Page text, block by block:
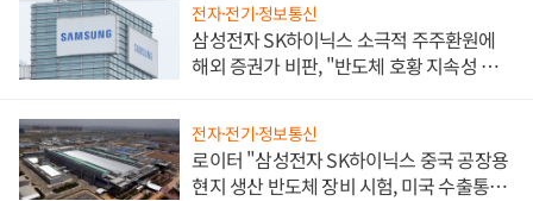
전자·전기·정보통신
삼성전자 SK하이닉스 소극적 주주환원에
해외 증권가 비판, "반도체 호황 지속성 의
전자·전기·정보통신
로이터 "삼성전자 SK하이닉스 중국 공장용
현지 생산 반도체 장비 시험, 미국 수출통제